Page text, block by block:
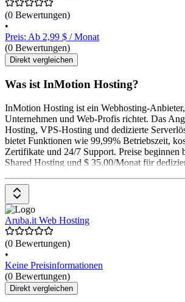
(0 Bewertungen)
•
Preis: Ab 2,99 $ / Monat
(0 Bewertungen)
Direkt vergleichen
Was ist InMotion Hosting?
InMotion Hosting ist ein Webhosting-
Unternehmen und Web-Profis richtet. Das
Hosting, VPS-Hosting und dedizierte
bietet Funktionen wie 99,99% Betriebszeit,
Zertifikate und 24/7 Support. Preise beginnen
Shared Hosting und $ 35,00/Monat für
Aruba.it Web Hosting
(0 Bewertungen)
•
Keine Preisinformationen
(0 Bewertungen)
Direkt vergleichen